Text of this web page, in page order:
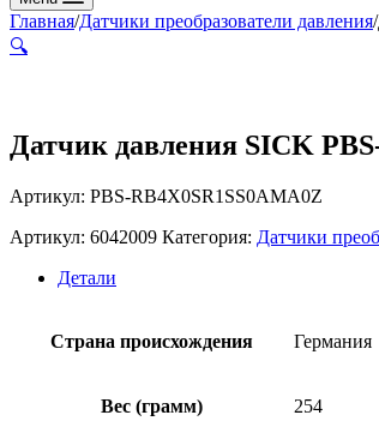
Главная/Датчики преобразователи давления/
🔍
Датчик давления SICK
Артикул: PBS-RB4X0SR1SS0AMA0Z
Артикул: 6042009 Категория: Датчики
Детали
Страна происхождения Германия
Вес (грамм) 254